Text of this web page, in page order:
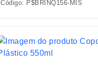
Código: P$BRINQ156-MIS